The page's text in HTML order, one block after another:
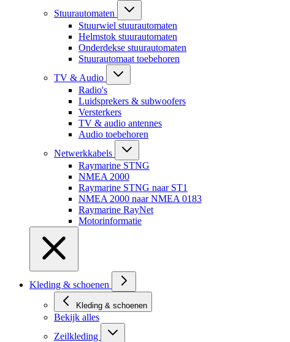
Stuurautomaten
Stuurwiel stuurautomaten
Helmstok stuurautomaten
Onderdekse stuurautomaten
Stuurautomaat toebehoren
TV & Audio
Radio's
Luidsprekers & subwoofers
Versterkers
TV & audio antennes
Audio toebehoren
Netwerkkabels
Raymarine STNG
NMEA 2000
Raymarine STNG naar ST1
NMEA 2000 naar NMEA 0183
Raymarine RayNet
Motorinformatie
Kleding & schoenen
Kleding & schoenen
Bekijk alles
Zeilkleding